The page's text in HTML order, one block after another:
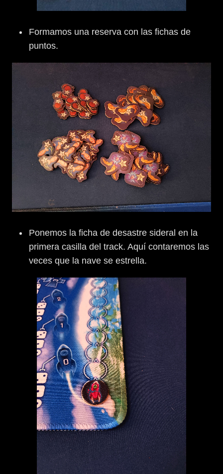
Formamos una reserva con las fichas de
puntos.
Ponemos la ficha de desastre sideral en la
primera casilla del track. Aquí contaremos las
veces que la nave se estrella.